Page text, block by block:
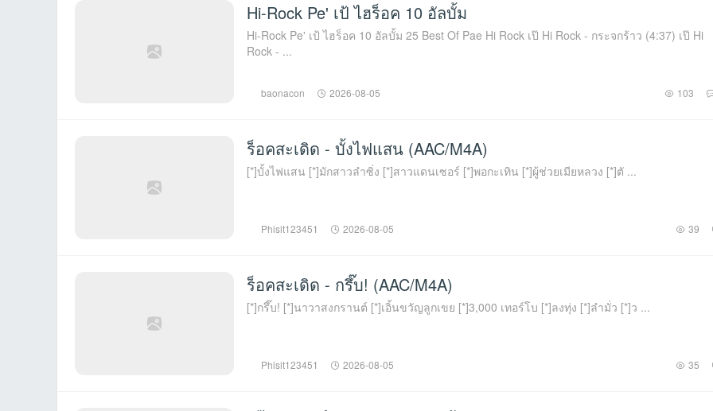
Hi-Rock Pe' เป้ ไฮร็อค 10 อัลบั้ม
Hi-Rock Pe' เป้ ไฮร็อค 10 อัลบั้ม 25 Best Of Pae Hi Rock เป๊ Hi Rock - กระจกร้าว (4:37) เป๊ Hi
Rock - ...
baonacon 2026-08-05 103
ร็อคสะเดิด - บั้งไฟแสน (AAC/M4A)
[*]บั้งไฟแสน [*]มักสาวลำซิ่ง [*]สาวแดนเซอร์ [*]พอกะเทิน [*]ผู้ช่วยเมียหลวง [*]ตั ...
Phisit123451 2026-08-05 39
ร็อคสะเดิด - กรึ๊บ! (AAC/M4A)
[*]กรึ๊บ! [*]นาวาสงกรานต์ [*]เอิ้นขวัญลูกเขย [*]3,000 เทอร์โบ [*]ลงทุ่ง [*]ลำมั่ว [*]ว ...
Phisit123451 2026-08-05 35